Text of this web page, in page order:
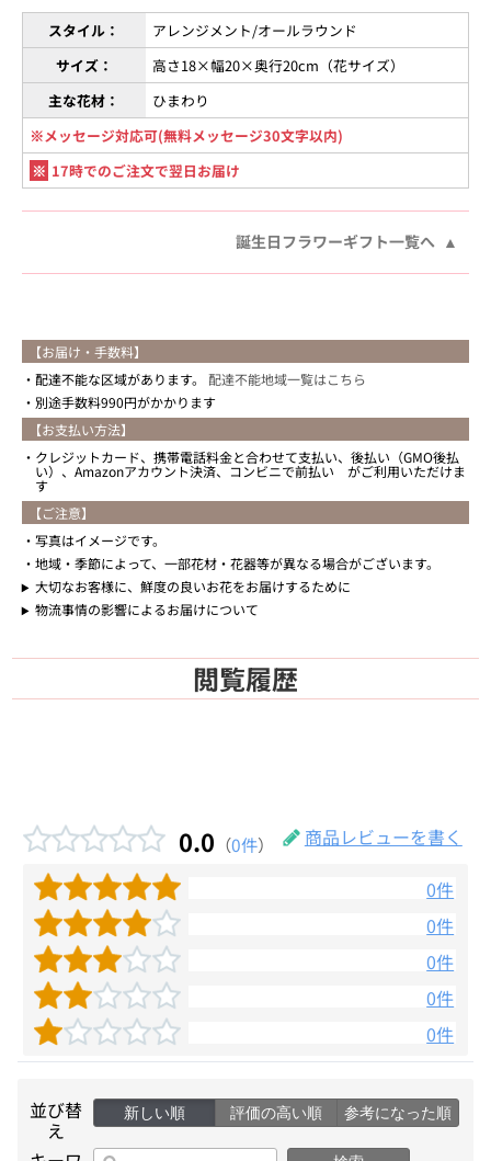
スタイル：
アレンジメント/オールラウンド
サイズ：
高さ18×幅20×奥行20cm（花サイズ）
主な花材：
ひまわり
※メッセージ対応可(無料メッセージ30文字以内)
※ 17時でのご注文で翌日お届け
誕生日フラワーギフト一覧へ
【お届け・手数料】
配達不能な区域があります。 配達不能地域一覧はこちら
別途手数料990円がかかります
【お支払い方法】
クレジットカード、携帯電話料金と合わせて支払い、後払い（GMO後払
い）、Amazonアカウント決済、コンビニで前払い がご利用いただけま
す
【ご注意】
写真はイメージです。
地域・季節によって、一部花材・花器等が異なる場合がございます。
大切なお客様に、鮮度の良いお花をお届けするために
物流事情の影響によるお届けについて
閲覧履歴
0.0 （0件）
商品レビューを書く
0件
0件
0件
0件
0件
並び替
え
新しい順 評価の高い順 参考になった順